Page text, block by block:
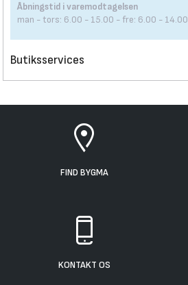
Åbningstid i varemodtagelsen
man - tors: 6.00 - 15.00 - fre: 6.00 - 14.00
Butiksservices
FIND BYGMA
KONTAKT OS